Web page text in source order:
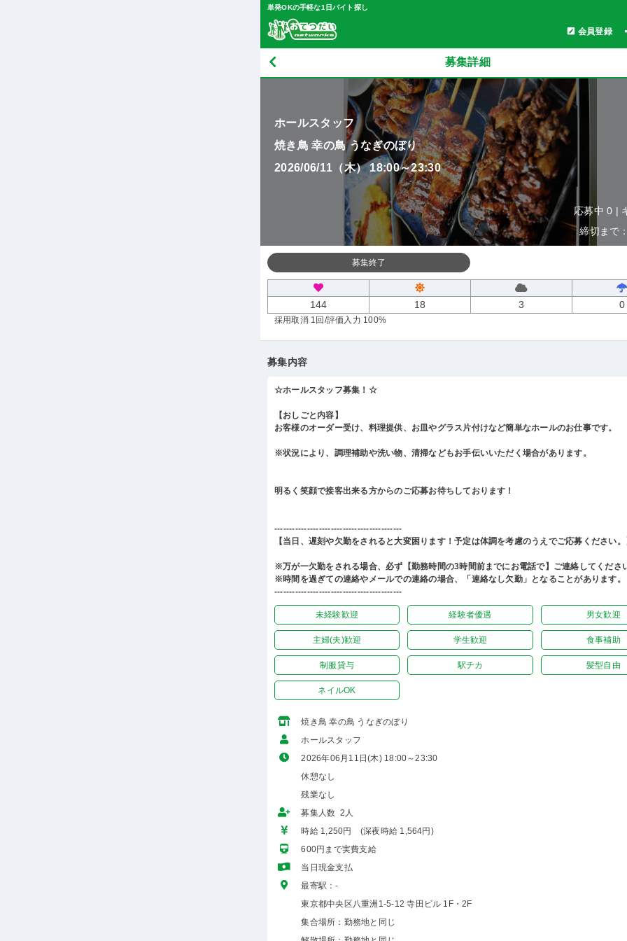
単発OKの手軽な1日バイト探し
会員登録
募集詳細
ホールスタッフ
焼き鳥 幸の鳥 うなぎのぼり
2026/06/11（木） 18:00～23:30
応募中 0 |
締切まで
募集終了
144 18 3 0
採用取消 1回 /評価入力 100%
募集内容
☆ホールスタッフ募集！☆
【おしごと内容】
お客様のオーダー受け、料理提供、お皿やグラス片付けなど簡単なホールのお仕事です。
※状況により、調理補助や洗い物、清掃などもお手伝いいただく場合があります。
明るく笑顔で接客出来る方からのご応募お待ちしております！
-------------------------------------------
【当日、遅刻や欠勤をされると大変困ります！予定は体調を考慮のうえでご応募ください
※万が一欠勤をされる場合、必ず【勤務時間の3時間前までにお電話で】ご連絡してくださ
※時間を過ぎての連絡やメールでの連絡の場合、「連絡なし欠勤」となることがあります。
-------------------------------------------
未経験歓迎 経験者優遇 男女歓迎
主婦(夫)歓迎 学生歓迎 食事補助
制服貸与 駅チカ 髪型自由
ネイルOK
焼き鳥 幸の鳥 うなぎのぼり
ホールスタッフ
2026年06月11日(木) 18:00～23:30
休憩なし
残業なし
募集人数 2人
時給 1,250円 (深夜時給 1,564円)
600円まで実費支給
当日現金支払
最寄駅：-
東京都中央区八重洲1-5-12 寺田ビル 1F・2F
集合場所：勤務地と同じ